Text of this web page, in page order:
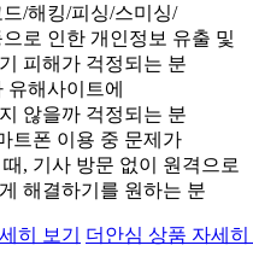
/해킹/피싱/스미싱/
로 인한 개인정보 유출 및
피해가 걱정되는 분
유해사이트에
않을까 걱정되는 분
트폰 이용 중 문제가
, 기사 방문 없이 원격으로
해결하기를 원하는 분
히 보기 더안심 상품 자세히